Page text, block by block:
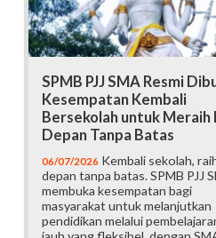
SPMB PJJ SMA Resmi
Kesempatan Kembali
Bersekolah untuk Meraih
Depan Tanpa Batas
06/07/2026 Kembali sekolah,
depan tanpa batas. SPMB PJJ
membuka kesempatan bagi
masyarakat untuk melanjutkan
pendidikan melalui